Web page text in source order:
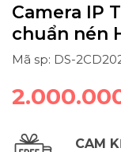
Camera IP
chuẩn nén
Mã sp: DS-
CAM